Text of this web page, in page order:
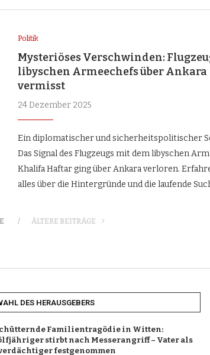
Politik
Mysteriöses Verschwinden:
libyschen Armeechefs über Ankara
vermisst
24 Dezember 2025
Ein diplomatischer und sicherheitspolitischer
Das Signal des Flugzeugs mit dem libyschen
Khalifa Haftar ging über Ankara verloren.
alles über die Hintergründe und die laufende
ÄLTERE BEITRÄGE
DES HERAUSGEBERS
Familientragödie in Witten:
stirbt nach Messerangriff – Vater als
festgenommen